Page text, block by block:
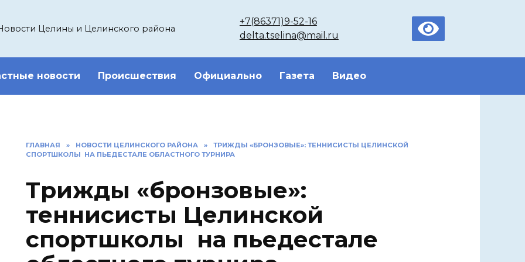
Целины и Целинского района
+7(86371)9-52-16
delta.tselina@mail.ru
новости Происшествия Официально Газета Видео
ГЛАВНАЯ » НОВОСТИ ЦЕЛИНСКОГО РАЙОНА »
ТРИЖДЫ «БРОНЗОВЫЕ»: ТЕННИСИСТЫ ЦЕЛИНСКОЙ
СПОРТШКОЛЫ НА ПЬЕДЕСТАЛЕ ОБЛАСТНОГО ТУРНИРА
Трижды «бронзовые»:
теннисисты Целинской
спортшколы на пьедестале